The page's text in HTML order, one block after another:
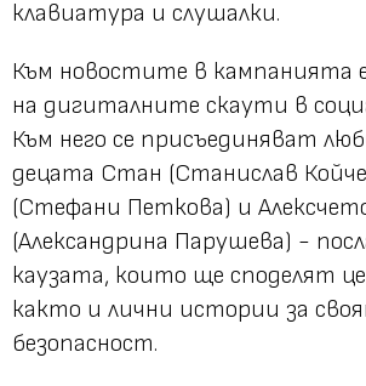
клавиатура и слушалки.
Към новостите в кампанията
на дигиталните скаути в
Към него се присъединяват
децата Стан (Станислав
(Стефани Петкова) и
(Александрина Парушева) -
каузата, които ще споделят
както и лични истории за
безопасност.